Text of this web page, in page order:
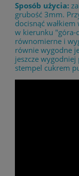
Sposób użycia:
grubość 3mm.
docisnąć
w kierunku "góra-
równomierne i
równie wygodne
jeszcze
stempel cukrem